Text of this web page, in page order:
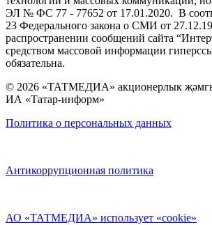
ЭЛ № ФС 77 - 77652 от 17.01.2020. В
23 Федерального закона о СМИ от
распространении сообщений сайта
средством массовой информации
обязательна.
© 2026 «ТАТМЕДИА» акционерлык
ИА «Татар-информ»
Политика о персональных данных
Антикоррупционная политика
АО «ТАТМЕДИА» использует «cookie»